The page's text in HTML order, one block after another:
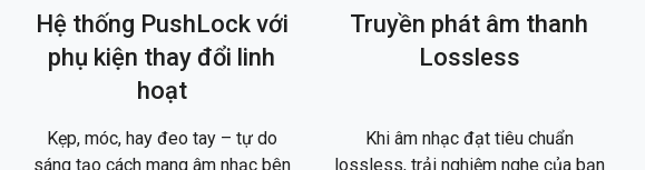
Hệ thống PushLock với
phụ kiện thay đổi linh
hoạt
Kẹp, móc, hay đeo tay – tự do
sáng tạo cách mang âm nhạc bên
Truyền phát âm thanh
Lossless
Khi âm nhạc đạt tiêu chuẩn
lossless, trải nghiệm nghe của bạn